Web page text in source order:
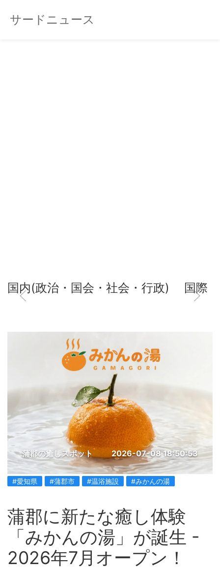
サードニュース
国内(政治・国会・社会・行政) 国際
蒲郡の癒しスポット 2026-07-08 18:50:53
#愛知県 #蒲郡市 #温浴施設 #みかんの湯
蒲郡に新たな癒し体験
「みかんの湯」が誕生 -
2026年7月オープン！